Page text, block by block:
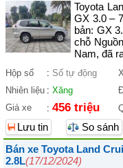
Toyota
GX 3.0 –
bản: GX
chỗ
Nam, đã
Hộp số : Số tự động
Nhiên liệu : Xăng
Giá xe
: 456 triệu
Lưu tin
So sánh
Bán xe Toyota Land
2.8L(17/12/2024)